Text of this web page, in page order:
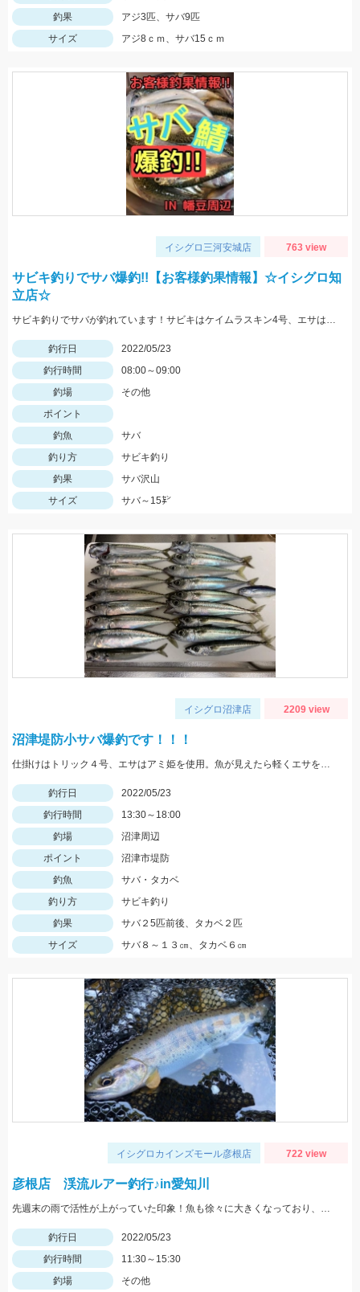
釣果
アジ3匹、サバ9匹
サイズ
アジ8ｃｍ、サバ15ｃｍ
イシグロ三河安城店 763 view
サビキ釣りでサバ爆釣!!【お客様釣果情報】☆イシグロ知
立店☆
サビキ釣りでサバが釣れています！サビキはケイムラスキン4号、エサは冷凍アミエビを使用しました。
釣行日
2022/05/23
釣行時間
08:00～09:00
釣場
その他
ポイント
釣魚
サバ
釣り方
サビキ釣り
釣果
サバ沢山
サイズ
サバ～15㌢
イシグロ沼津店 2209 view
沼津堤防小サバ爆釣です！！！
仕掛けはトリック４号、エサはアミ姫を使用。魚が見えたら軽くエサを撒いて、仕掛けをたらせば入れ食いでした。
釣行日
2022/05/23
釣行時間
13:30～18:00
釣場
沼津周辺
ポイント
沼津市堤防
釣魚
サバ・タカベ
釣り方
サビキ釣り
釣果
サバ２5匹前後、タカベ２匹
サイズ
サバ８～１３㎝、タカベ６㎝
イシグロカインズモール彦根店 722 view
彦根店 渓流ルアー釣行♪in愛知川
先週末の雨で活性が上がっていた印象！魚も徐々に大きくなっており、まだまだ楽しめそうですよ♪
釣行日
2022/05/23
釣行時間
11:30～15:30
釣場
その他